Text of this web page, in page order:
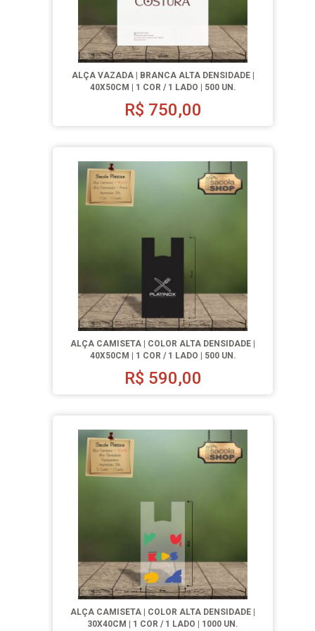
ALÇA VAZADA | BRANCA ALTA DENSIDADE |
40X50CM | 1 COR / 1 LADO | 500 UN.
R$ 750,00
ALÇA CAMISETA | COLOR ALTA DENSIDADE |
40X50CM | 1 COR / 1 LADO | 500 UN.
R$ 590,00
ALÇA CAMISETA | COLOR ALTA DENSIDADE |
30X40CM | 1 COR / 1 LADO | 1000 UN.